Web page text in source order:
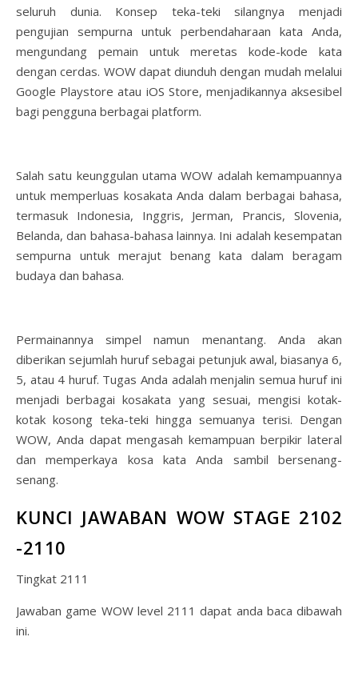
seluruh dunia. Konsep teka-teki silangnya menjadi
pengujian sempurna untuk perbendaharaan kata Anda,
mengundang pemain untuk meretas kode-kode kata
dengan cerdas. WOW dapat diunduh dengan mudah melalui
Google Playstore atau iOS Store, menjadikannya aksesibel
bagi pengguna berbagai platform.
Salah satu keunggulan utama WOW adalah kemampuannya
untuk memperluas kosakata Anda dalam berbagai bahasa,
termasuk Indonesia, Inggris, Jerman, Prancis, Slovenia,
Belanda, dan bahasa-bahasa lainnya. Ini adalah kesempatan
sempurna untuk merajut benang kata dalam beragam
budaya dan bahasa.
Permainannya simpel namun menantang. Anda akan
diberikan sejumlah huruf sebagai petunjuk awal, biasanya 6,
5, atau 4 huruf. Tugas Anda adalah menjalin semua huruf ini
menjadi berbagai kosakata yang sesuai, mengisi kotak-
kotak kosong teka-teki hingga semuanya terisi. Dengan
WOW, Anda dapat mengasah kemampuan berpikir lateral
dan memperkaya kosa kata Anda sambil bersenang-
senang.
KUNCI JAWABAN WOW STAGE 2102
-2110
Tingkat 2111
Jawaban game WOW level 2111 dapat anda baca dibawah
ini.